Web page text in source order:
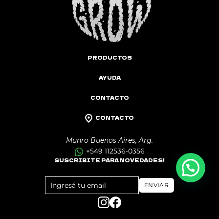
PRODUCTOS
AYUDA
CONTACTO
CONTACTO
Munro Buenos Aires, Arg.
+549 112536-0356
SUSCRIBITE PARA NOVEDADES!
NEWSLETTER
ENVIAR